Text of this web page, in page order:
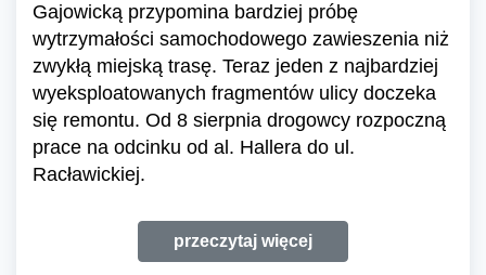
Gajowicką przypomina bardziej próbę
wytrzymałości samochodowego zawieszenia niż
zwykłą miejską trasę. Teraz jeden z najbardziej
wyeksploatowanych fragmentów ulicy doczeka
się remontu. Od 8 sierpnia drogowcy rozpoczną
prace na odcinku od al. Hallera do ul.
Racławickiej.
przeczytaj więcej